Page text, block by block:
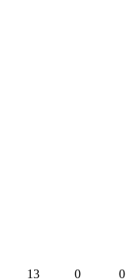
13 0 0